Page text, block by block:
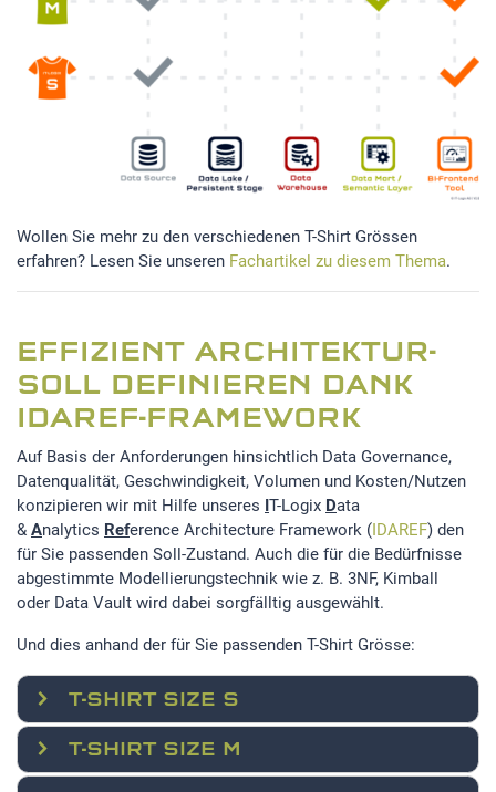
Wollen Sie mehr zu den verschiedenen T-Shirt Grössen
erfahren? Lesen Sie unseren Fachartikel zu diesem Thema.
EFFIZIENT ARCHITEKTUR-
SOLL DEFINIEREN DANK
IDAREF-FRAMEWORK
Auf Basis der Anforderungen hinsichtlich Data Governance,
Datenqualität, Geschwindigkeit, Volumen und Kosten/Nutzen
konzipieren wir mit Hilfe unseres IT-Logix Data
& Analytics Reference Architecture Framework (IDAREF) den
für Sie passenden Soll-Zustand. Auch die für die Bedürfnisse
abgestimmte Modellierungstechnik wie z. B. 3NF, Kimball
oder Data Vault wird dabei sorgfälltig ausgewählt.
Und dies anhand der für Sie passenden T-Shirt Grösse:
T-SHIRT SIZE S
T-SHIRT SIZE M